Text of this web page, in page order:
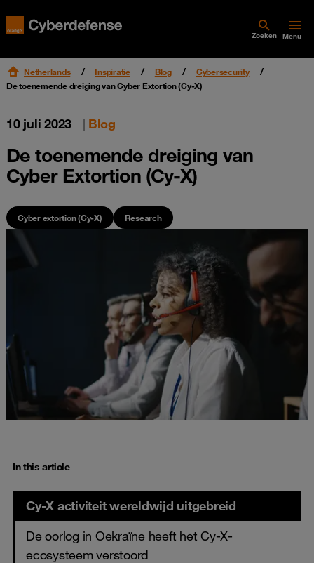
Zoeken Menu
Netherlands Inspiratie Blog
Cybersecurity
De toenemende dreiging van Cyber Extortion (Cy-X)
10 juli 2023 | Blog
De toenemende dreiging van
Cyber Extortion (Cy-X)
Cyber extortion (Cy-X) Research
In this article
Cy-X activiteit wereldwijd uitgebreid
De oorlog in Oekraïne heeft het Cy-X-
ecosysteem verstoord